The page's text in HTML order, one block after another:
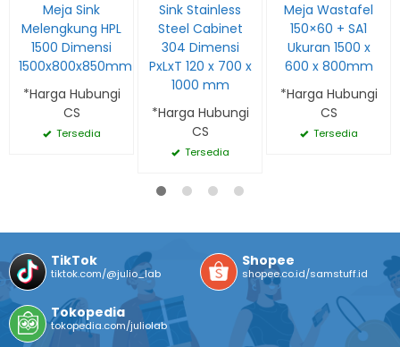
Meja Sink
Melengkung HPL
1500 Dimensi
1500x800x850mm
*Harga Hubungi
CS
Tersedia
Sink Stainless
Steel Cabinet
304 Dimensi
PxLxT 120 x 700 x
1000 mm
*Harga Hubungi
CS
Tersedia
Meja Wastafel
150×60 + SA1
Ukuran 1500 x
600 x 800mm
*Harga Hubungi
CS
Tersedia
TikTok
tiktok.com/@julio_lab
Shopee
shopee.co.id/samstuff.id
Tokopedia
tokopedia.com/juliolab